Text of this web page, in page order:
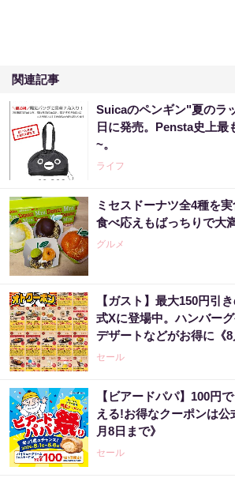
関連記事
Suicaのペンギン"夏のラ
日に発売。Pensta史上最
~。
ライフ
ミセスドーナツ全4種を
食べ応えもばっちりで大満
グルメ
【ガスト】最大150円引
式Xに登場中。ハンバーグ
デザートなどがお得に《8
セール
【ビアードパパ】100円
える!お得なクーポンは
月8日まで》
セール